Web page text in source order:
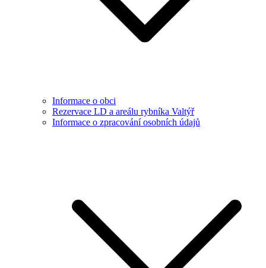
Informace o obci
Rezervace LD a areálu rybníka Valtýř
Informace o zpracování osobních údajů